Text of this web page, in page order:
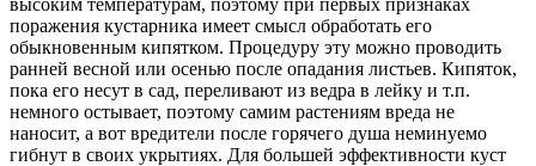
высоким температурам, поэтому при первых признаках
поражения кустарника имеет смысл обработать его
обыкновенным кипятком. Процедуру эту можно проводить
ранней весной или осенью после опадания листьев. Кипяток,
пока его несут в сад, переливают из ведра в лейку и т.п.
немного остывает, поэтому самим растениям вреда не
наносит, а вот вредители после горячего душа неминуемо
гибнут в своих укрытиях. Для большей эффективности куст